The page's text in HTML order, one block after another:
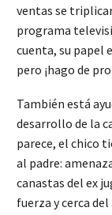
ventas se
programa
cuenta, su papel
pero ¡hago de
También está
desarrollo de la
parece, el chico
al padre:
canastas del ex
fuerza y cerca del